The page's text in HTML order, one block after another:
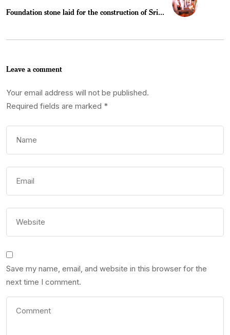
Foundation stone laid for the construction of Sri...
Leave a comment
Your email address will not be published.
Required fields are marked *
Save my name, email, and website in this browser for the
next time I comment.